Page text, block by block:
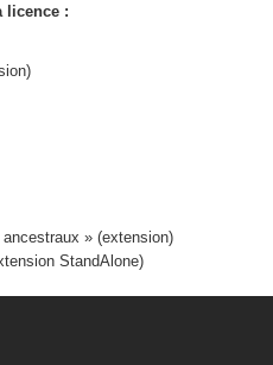
licence :
» (extension)
StandAlone)